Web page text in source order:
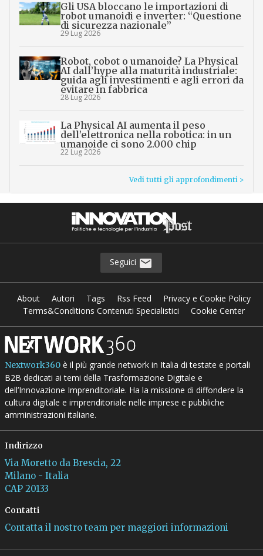
Gli USA bloccano le importazioni di
robot umanoidi e inverter: “Questione
di sicurezza nazionale”
29 Lug 2026
Robot, cobot o umanoide? La Physical
AI dall’hype alla maturità industriale:
guida agli investimenti e agli errori da
evitare in fabbrica
28 Lug 2026
La Physical AI aumenta il peso
dell’elettronica nella robotica: in un
umanoide ci sono 2.000 chip
22 Lug 2026
Vedi tutti gli approfondimenti >
Seguici
About Autori Tags Rss Feed
Privacy e Cookie Policy
Terms&Conditions Contenuti Specialistici
Cookie Center
Nextwork360è il più grande network in Italia di testate e portali
B2B dedicati ai temi della Trasformazione Digitale e
dell’Innovazione Imprenditoriale. Ha la missione di diffondere la
cultura digitale e imprenditoriale nelle imprese e pubbliche
amministrazioni italiane.
Indirizzo
Via Moretto da Brescia, 22
Milano - Italia
CAP 20133
Contatti
Contatta il nostro team per maggiori informazioni